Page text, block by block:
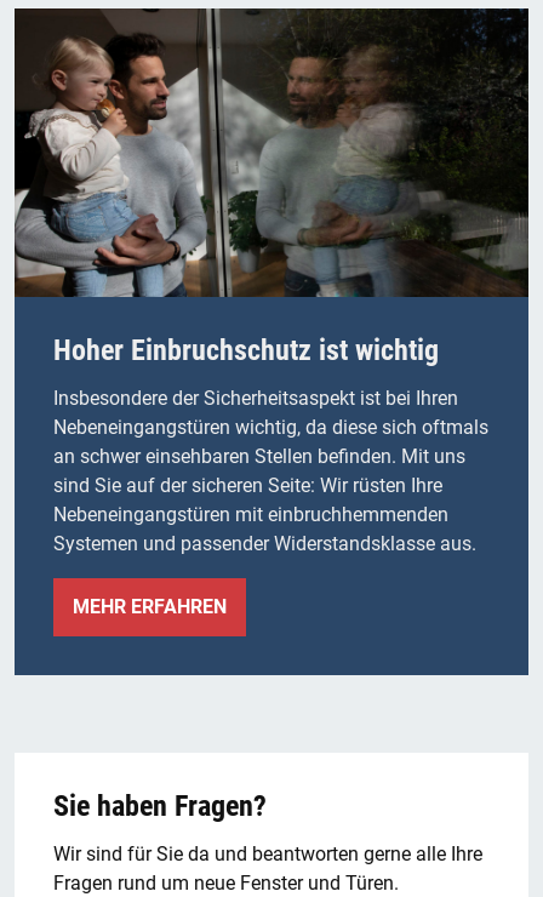
Hoher Einbruchschutz ist wichtig
Insbesondere der Sicherheitsaspekt ist bei Ihren
Nebeneingangstüren wichtig, da diese sich oftmals
an schwer einsehbaren Stellen befinden. Mit uns
sind Sie auf der sicheren Seite: Wir rüsten Ihre
Nebeneingangstüren mit einbruchhemmenden
Systemen und passender Widerstandsklasse aus.
MEHR ERFAHREN
Sie haben Fragen?
Wir sind für Sie da und beantworten gerne alle Ihre
Fragen rund um neue Fenster und Türen.